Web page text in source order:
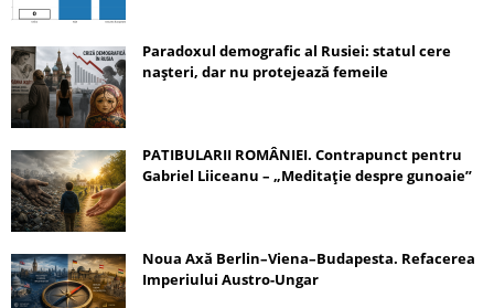
Paradoxul demografic al Rusiei: statul cere
nașteri, dar nu protejează femeile
PATIBULARII ROMÂNIEI. Contrapunct pentru
Gabriel Liiceanu – „Meditație despre gunoaie”
Noua Axă Berlin–Viena–Budapesta. Refacerea
Imperiului Austro-Ungar